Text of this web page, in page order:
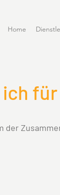
Home
der